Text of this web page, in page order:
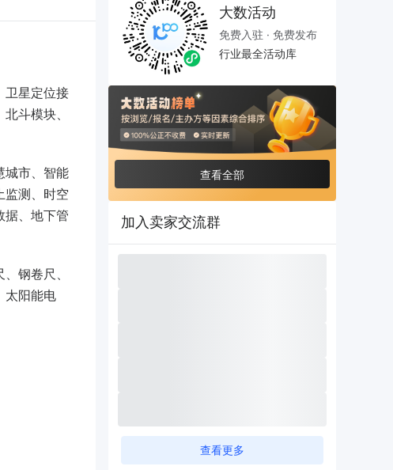
卫星定位接
斗模块、
城市、智能
监测、时空
据、地下管
钢卷尺、
太阳能电
大数活动
免费入驻 · 免费发布
行业最全活动库
查看全部
加入卖家交流群
查看更多